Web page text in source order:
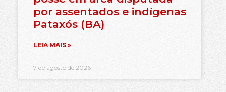
por assentados e indígenas
Pataxós (BA)
LEIA MAIS »
7 de agosto de 2026